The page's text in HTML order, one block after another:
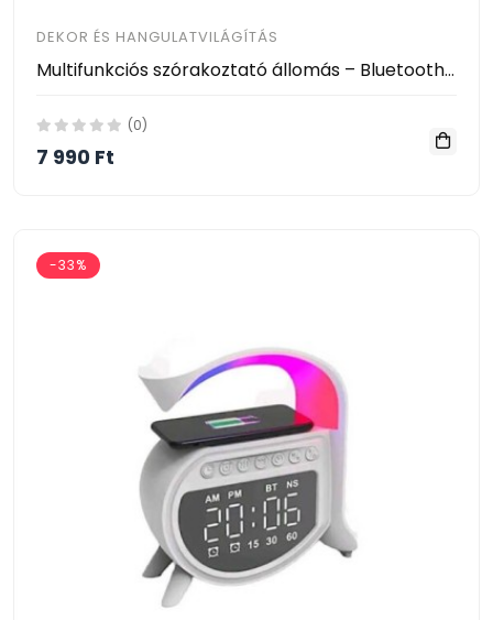
DEKOR ÉS HANGULATVILÁGÍTÁS
Multifunkciós szórakoztató állomás – Bluetooth hangszóró, vezeték nélküli töltő, RGB LED party fény és éjszakai lámpa – 10W
(0)
7 990 Ft
-33%